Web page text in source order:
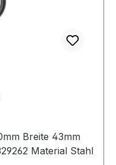
Breite 43mm
Material Stahl